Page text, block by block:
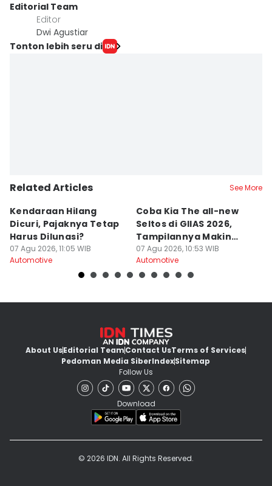
Editorial Team
Editor
Dwi Agustiar
Tonton lebih seru di
Related Articles See More
Kendaraan Hilang
Dicuri, Pajaknya Tetap
Harus Dilunasi?
07 Agu 2026, 11:05 WIB
Automotive
Coba Kia The all-new
Seltos di GIIAS 2026,
Tampilannya Makin
Ganteng!
07 Agu 2026, 10:53 WIB
Automotive
About UsEditorial TeamContact UsTerms of Services
Pedoman Media SiberIndexSitemap
Follow Us
Download
© 2026 IDN. All Rights Reserved.